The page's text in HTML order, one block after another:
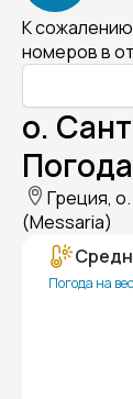
К
номеров в
о.
Греция,
(Messaria)
Погода на